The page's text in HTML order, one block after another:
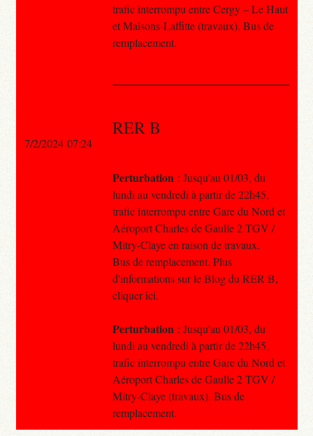
trafic interrompu entre Cergy – Le Haut
et Maisons-Laffitte (travaux). Bus de
remplacement.
RER B
Perturbation : Jusqu'au 01/03, du
lundi au vendredi à partir de 22h45,
trafic interrompu entre Gare du Nord et
Aéroport Charles de Gaulle 2 TGV /
Mitry-Claye en raison de travaux.
Bus de remplacement. Plus
d'informations sur le Blog du RER B,
cliquer ici.
Perturbation : Jusqu'au 01/03, du
lundi au vendredi à partir de 22h45,
trafic interrompu entre Gare du Nord et
Aéroport Charles de Gaulle 2 TGV /
Mitry-Claye (travaux). Bus de
remplacement.
7/2/2024 07:24